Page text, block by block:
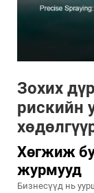
Зохих
рискийн
Хөгжиж
журмууд
Бизнесүүд нь